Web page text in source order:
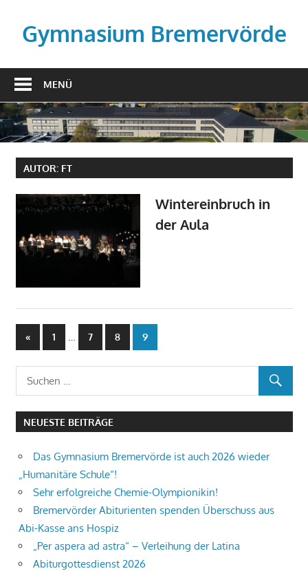
Inhalt
springenGymnasium Bremervörde
MENÜ
AUTOR: FT
Wintereinbruch in
der Aula
Beitragsnavigation
«Vorherige
Beiträge
1 … 7 8 9
NEUESTE BEITRÄGE
Das Gymnasium Bremervörde ist auch 2026 wieder
„Humanitäre Schule“!
Sehr erfolgreiche Chemie-Olympionikin!
Bremervörder Abiturienten spenden Überschuss aus
Abi-Kasse ans Hospiz
„Per aspera ad astra“ – Verleihung der Latina
Abiturgottesdienst 2026